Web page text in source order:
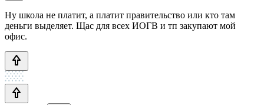
Ну школа не платит, а платит правительство или кто там
деньги выделяет. Щас для всех ИОГВ и тп закупают мой
офис.